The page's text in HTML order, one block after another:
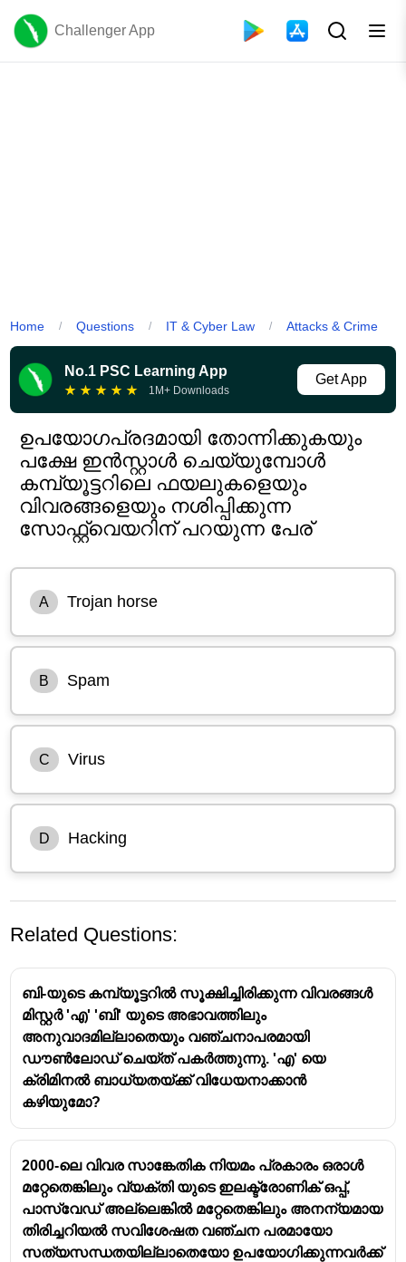
Challenger App
Home / Questions / IT & Cyber Law / Attacks & Crime
No.1 PSC Learning App
★ ★ ★ ★ ★ 1M+ Downloads
Get App
ഉപയോഗപ്രദമായി തോന്നിക്കുകയും
പക്ഷേ ഇൻസ്റ്റാൾ ചെയ്യുമ്പോൾ
കമ്പ്യൂട്ടറിലെ ഫയലുകളെയും
വിവരങ്ങളെയും നശിപ്പിക്കുന്ന
സോഫ്റ്റ്‌വെയറിന് പറയുന്ന പേര്
A Trojan horse
B Spam
C Virus
D Hacking
Related Questions:
ബി-യുടെ കമ്പ്യൂട്ടറിൽ സൂക്ഷിച്ചിരിക്കുന്ന വിവരങ്ങൾ
മിസ്റ്റർ 'എ' 'ബി' യുടെ അഭാവത്തിലും
അനുവാദമില്ലാതെയും വഞ്ചനാപരമായി
ഡൗൺലോഡ് ചെയ്ത് പകർത്തുന്നു. 'എ' യെ
ക്രിമിനൽ ബാധ്യതയ്ക്ക് വിധേയനാക്കാൻ
കഴിയുമോ?
2000-ലെ വിവര സാങ്കേതിക നിയമം പ്രകാരം ഒരാൾ
മറ്റേതെങ്കിലും വ്യക്തി യുടെ ഇലക്ട്രോണിക് ഒപ്പ്,
പാസ്‌വേഡ് അല്ലെങ്കിൽ മറ്റേതെങ്കിലും അനന്യമായ
തിരിച്ചറിയൽ സവിശേഷത വഞ്ചന പരമായോ
സത്യസന്ധതയില്ലാതെയോ ഉപയോഗിക്കുന്നവർക്ക്